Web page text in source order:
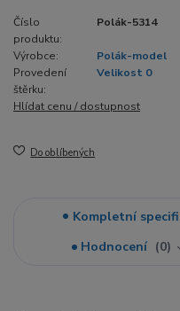
Číslo
produktu:
Polák-5314
Výrobce:
Polák-model
Provedení
štěrku:
Velikost 0
Hlídat cenu / dostupnost
Do oblíbených
Kompletní
Hodnocení
0